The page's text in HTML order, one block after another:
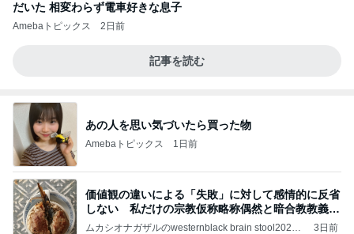
だいた 相変わらず電車好きな息子
Amebaトピックス 2日前
記事を読む
あの人を思い気づいたら買った物
Amebaトピックス 1日前
価値観の違いによる「失敗」に対して感情的に反省
しない 私だけの宗教仮称略称偶然と暗合教教義候
補
ムカシオナガザルのwesternblack brain stool2024
3日前